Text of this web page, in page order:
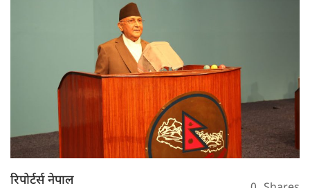
रिपोर्टर्स नेपाल